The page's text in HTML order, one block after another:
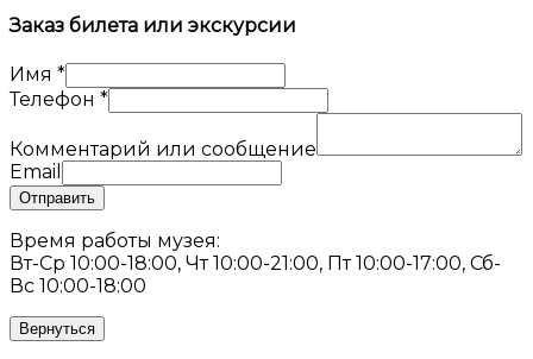
Заказ билета или экскурсии
Имя *
Телефон *
Комментарий или сообщение
Email
Отправить
Время работы музея:
Вт-Ср 10:00-18:00, Чт 10:00-21:00, Пт 10:00-17:00, Сб-
Вс 10:00-18:00
Вернуться